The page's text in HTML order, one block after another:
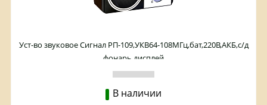
Уст-во звуковое Сигнал РП-109,УКВ64-108МГц,бат,220В,АКБ,с/д
фонарь,дисплей
В наличии